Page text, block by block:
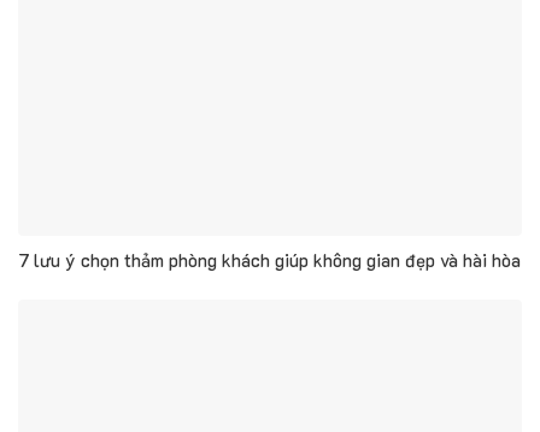
7 lưu ý chọn thảm phòng khách giúp không gian đẹp và hài hòa